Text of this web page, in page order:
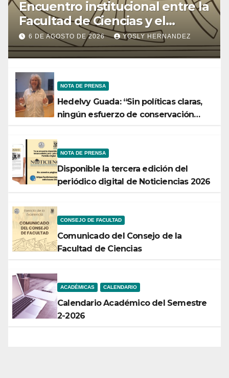
Encuentro institucional entre la
Facultad de Ciencias y el
Ministerio de Ciencia y
Tecnología
6 DE AGOSTO DE 2026 YOSLY HERNANDEZ
NOTA DE PRENSA
Hedelvy Guada: “Sin políticas claras,
ningún esfuerzo de conservación
NOTA DE PRENSA
Disponible la tercera edición del
periódico digital de Noticiencias 2026
CONSEJO DE FACULTAD
Comunicado del Consejo de la
Facultad de Ciencias
ACADÉMICAS CALENDARIO
Calendario Académico del Semestre
2-2026